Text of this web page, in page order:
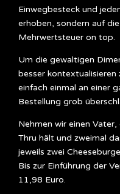
Einwegbesteck und
erhoben, sondern auf
Mehrwertsteuer on top.
Um die gewaltigen
besser kontextualisieren
einfach einmal an einer
Bestellung grob
Nehmen wir einen
Thru hält und zweimal
jeweils zwei
Bis zur Einführung der
11,98 Euro.